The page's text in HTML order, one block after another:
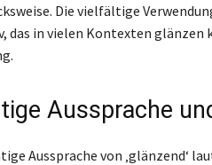
Die vielfältige
das in vielen Kontexten glänzen
Aussprache
Aussprache von ‚glänzend‘